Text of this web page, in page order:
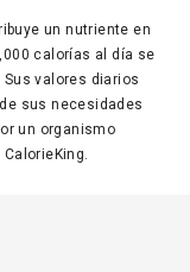
un nutriente en
calorías al día se
valores diarios
sus necesidades
un organismo